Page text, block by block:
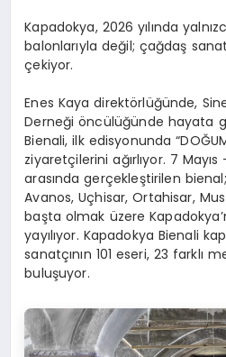
Kapadokya, 2026 yılında
balonlarıyla değil; çağdaş
çekiyor.
Enes Kaya direktörlüğünde,
Derneği öncülüğünde hayata
Bienali, ilk edisyonunda
ziyaretçilerini ağırlıyor. 7
arasında gerçekleştirilen
Avanos, Uçhisar, Ortahisar,
başta olmak üzere
yayılıyor. Kapadokya Bienali
sanatçının 101 eseri, 23 farklı
buluşuyor.